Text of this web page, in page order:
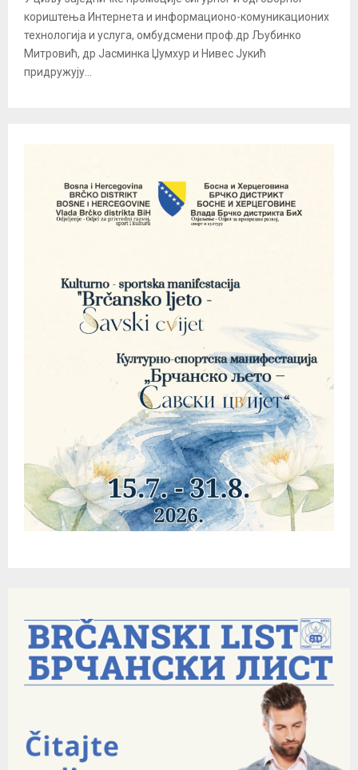
кориштења Интернета и информационо-комуникационих
технологија и услуга, омбудсмени проф.др Љубинко
Митровић, др Јасминка Џумхур и Нивес Јукић
придружују...